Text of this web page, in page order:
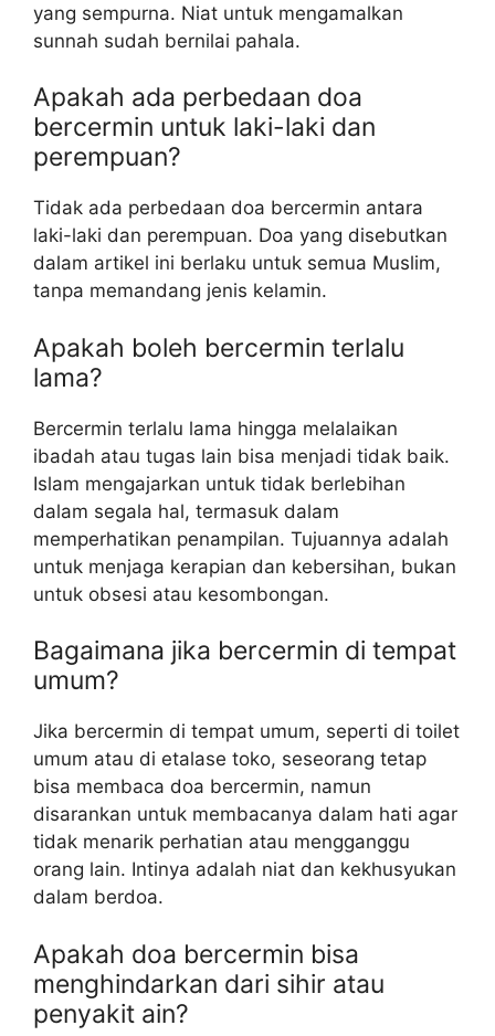
yang sempurna. Niat untuk mengamalkan
sunnah sudah bernilai pahala.
Apakah ada perbedaan doa
bercermin untuk laki-laki dan
perempuan?
Tidak ada perbedaan doa bercermin antara
laki-laki dan perempuan. Doa yang disebutkan
dalam artikel ini berlaku untuk semua Muslim,
tanpa memandang jenis kelamin.
Apakah boleh bercermin terlalu
lama?
Bercermin terlalu lama hingga melalaikan
ibadah atau tugas lain bisa menjadi tidak baik.
Islam mengajarkan untuk tidak berlebihan
dalam segala hal, termasuk dalam
memperhatikan penampilan. Tujuannya adalah
untuk menjaga kerapian dan kebersihan, bukan
untuk obsesi atau kesombongan.
Bagaimana jika bercermin di tempat
umum?
Jika bercermin di tempat umum, seperti di toilet
umum atau di etalase toko, seseorang tetap
bisa membaca doa bercermin, namun
disarankan untuk membacanya dalam hati agar
tidak menarik perhatian atau mengganggu
orang lain. Intinya adalah niat dan kekhusyukan
dalam berdoa.
Apakah doa bercermin bisa
menghindarkan dari sihir atau
penyakit ain?